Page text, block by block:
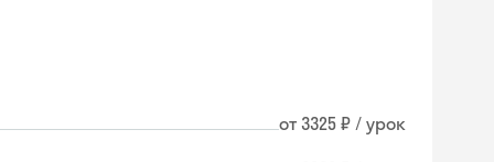
от 3325 ₽ / урок